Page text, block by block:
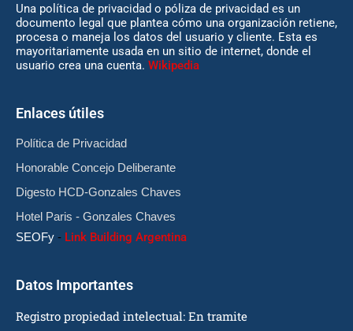
Una política de privacidad o póliza de privacidad es un
documento legal que plantea cómo una organización retiene,
procesa o maneja los datos del usuario y cliente. Esta es
mayoritariamente usada en un sitio de internet, donde el
usuario crea una cuenta. Wikipedia
Enlaces útiles
Política de Privacidad
Honorable Concejo Deliberante
Digesto HCD-Gonzales Chaves
Hotel Paris - Gonzales Chaves
SEOFy - Link Building Argentina
Datos Importantes
Registro propiedad intelectual: En tramite